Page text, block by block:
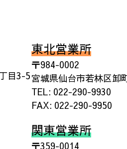
目3-5
東北営業所
〒984-0002
宮城県仙台市若林区卸
TEL: 022-290-9930
FAX: 022-290-9950
関東営業所
〒359-0014